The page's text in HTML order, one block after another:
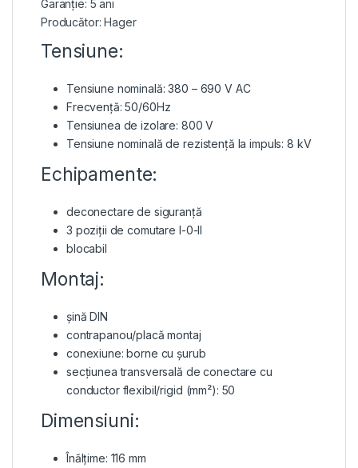
Garanție: 5 ani
Producător: Hager
Tensiune:
Tensiune nominală: 380 – 690 V AC
Frecvență: 50/60Hz
Tensiunea de izolare: 800 V
Tensiune nominală de rezistență la impuls: 8 kV
Echipamente:
deconectare de siguranță
3 poziții de comutare I-0-II
blocabil
Montaj:
șină DIN
contrapanou/placă montaj
conexiune: borne cu șurub
secțiunea transversală de conectare cu
conductor flexibil/rigid (mm²): 50
Dimensiuni:
Înălțime: 116 mm